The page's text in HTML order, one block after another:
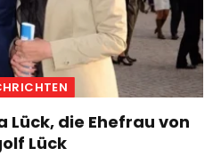
Lück, die Ehefrau von
Lück